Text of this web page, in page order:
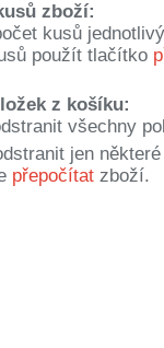
zboží:
kusů
použít tlačítko
z košíku:
všechny
jen
přepočítat zboží.